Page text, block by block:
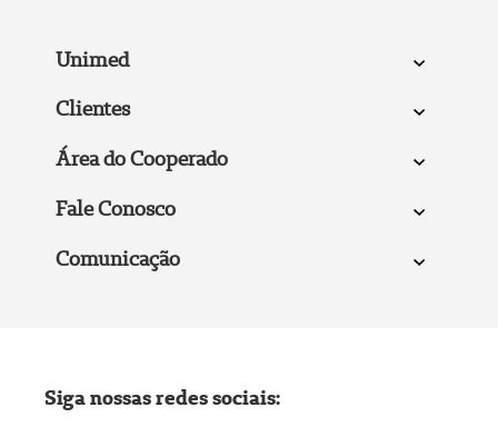
Unimed
Clientes
Área do Cooperado
Fale Conosco
Comunicação
Siga nossas redes sociais: